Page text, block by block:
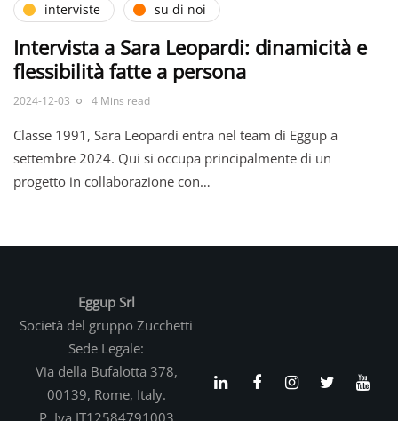
interviste su di noi
Intervista a Sara Leopardi: dinamicità e
flessibilità fatte a persona
2024-12-03 4 Mins read
Classe 1991, Sara Leopardi entra nel team di Eggup a
settembre 2024. Qui si occupa principalmente di un
progetto in collaborazione con…
Eggup Srl
Società del gruppo Zucchetti
Sede Legale:
Via della Bufalotta 378,
00139, Rome, Italy.
P. Iva IT12584791003